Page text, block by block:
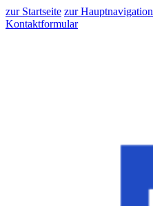
zur Startseite zur Hauptnavigation
Kontaktformular